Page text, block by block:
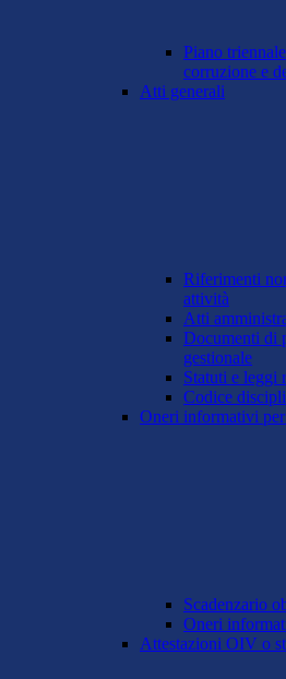
Piano
corruzione e
Atti generali
Riferimenti
attività
Atti
Documenti di
gestionale
Statuti e leggi
Codice
Oneri informativi
Scadenzario
Oneri
Attestazioni OIV o